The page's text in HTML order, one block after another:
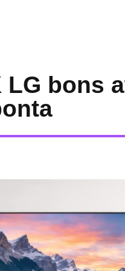
LG bons